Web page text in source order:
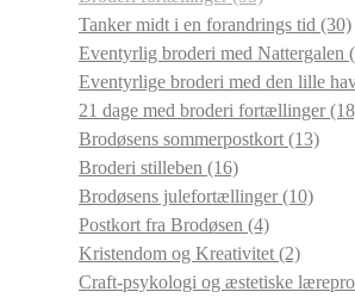
Tanker midt i en forandrings tid (30)
Eventyrlig broderi med Nattergalen
Eventyrlige broderi med den lille
21 dage med broderi fortællinger
Brodøsens sommerpostkort (13)
Broderi stilleben (16)
Brodøsens julefortællinger(10)
Postkort fra Brodøsen (4)
Kristendom og Kreativitet (2)
Craft-psykologi og æstetiske